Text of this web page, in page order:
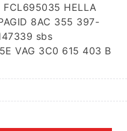
FCL695035 HELLA
8AC 355 397-
sbs
VAG 3C0 615 403 B